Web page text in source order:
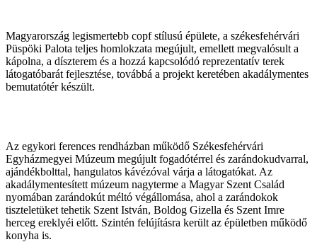
Magyarország legismertebb copf stílusú épülete, a székesfehérvári
Püspöki Palota teljes homlokzata megújult, emellett megvalósult a
kápolna, a díszterem és a hozzá kapcsolódó reprezentatív terek
látogatóbarát fejlesztése, továbbá a projekt keretében akadálymentes
bemutatótér készült.
Az egykori ferences rendházban működő Székesfehérvári
Egyházmegyei Múzeum megújult fogadótérrel és zarándokudvarral,
ajándékbolttal, hangulatos kávézóval várja a látogatókat. Az
akadálymentesített múzeum nagyterme a Magyar Szent Család
nyomában zarándokút méltó végállomása, ahol a zarándokok
tiszteletüket tehetik Szent István, Boldog Gizella és Szent Imre
herceg ereklyéi előtt. Szintén felújításra került az épületben működő
konyha is.